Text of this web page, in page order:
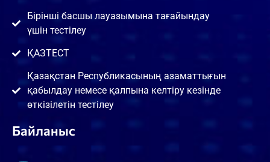
Бірінші басшы лауазымына тағайындау
үшін тестілеу
ҚАЗТЕСТ
Қазақстан Республикасының азаматтығын
қабылдау немесе қалпына келтіру кезінде
өткізілетін тестілеу
Байланыс